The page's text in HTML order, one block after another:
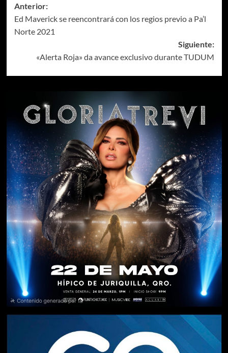
Anterior:
Ed Maverick se reencontrará con los regios previo a Pa’l
Norte 2021
Siguiente:
«Alerta Roja» da avance exclusivo durante TUDUM